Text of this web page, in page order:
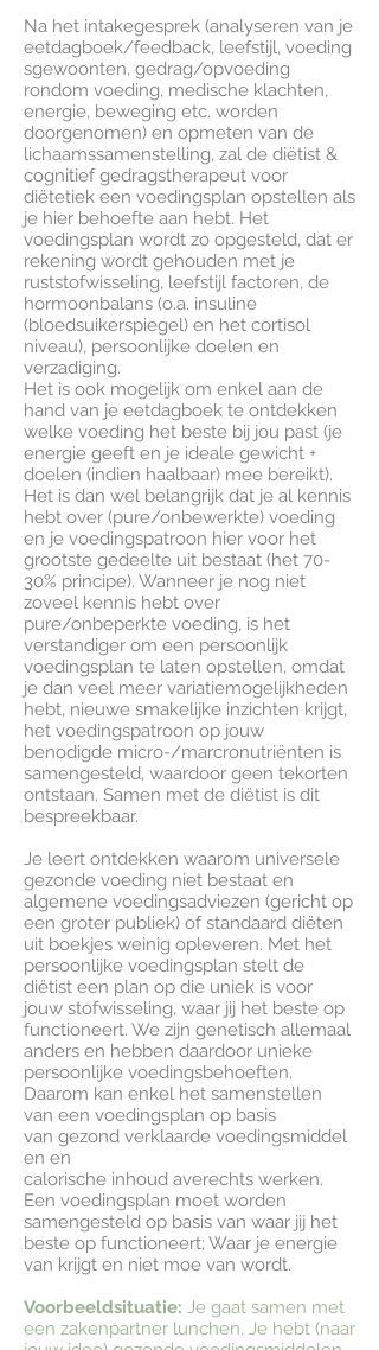
Na het intakegesprek (analyseren van je
eetdagboek/feedback, leefstijl, voeding
sgewoonten, gedrag/opvoeding
rondom voeding, medische klachten,
energie, beweging etc. worden
doorgenomen) en opmeten van de
lichaamssamenstelling, zal de diëtist &
cognitief gedragstherapeut voor
diëtetiek een voedingsplan opstellen als
je hier behoefte aan hebt. Het
voedingsplan wordt zo opgesteld, dat er
rekening wordt gehouden met je
ruststofwisseling, leefstijl factoren, de
hormoonbalans (o.a. insuline
(bloedsuikerspiegel) en het cortisol
niveau), persoonlijke doelen en
verzadiging.
Het is ook mogelijk om enkel aan de
hand van je eetdagboek te ontdekken
welke voeding het beste bij jou past (je
energie geeft en je ideale gewicht +
doelen (indien haalbaar) mee bereikt).
Het is dan wel belangrijk dat je al kennis
hebt over (pure/onbewerkte) voeding
en je voedingspatroon hier voor het
grootste gedeelte uit bestaat (het 70-
30% principe). Wanneer je nog niet
zoveel kennis hebt over
pure/onbeperkte voeding, is het
verstandiger om een persoonlijk
voedingsplan te laten opstellen, omdat
je dan veel meer variatiemogelijkheden
hebt, nieuwe smakelijke inzichten krijgt,
het voedingspatroon op jouw
benodigde micro-/marcronutriënten is
samengesteld, waardoor geen tekorten
ontstaan. Samen met de diëtist is dit
bespreekbaar.
Je leert ontdekken waarom universele
gezonde voeding niet bestaat en
algemene voedingsadviezen (gericht op
een groter publiek) of standaard diëten
uit boekjes weinig opleveren. Met het
persoonlijke voedingsplan stelt de
diëtist een plan op die uniek is voor
jouw stofwisseling, waar jij het beste op
functioneert. We zijn genetisch allemaal
anders en hebben daardoor unieke
persoonlijke voedingsbehoeften.
Daarom kan enkel het samenstellen
van een voedingsplan op basis
van gezond verklaarde voedingsmiddel
en en
calorische inhoud averechts werken.
Een voedingsplan moet worden
samengesteld op basis van waar jij het
beste op functioneert; Waar je energie
van krijgt en niet moe van wordt.
Voorbeeldsituatie: Je gaat samen met
een zakenpartner lunchen. Je hebt (naar